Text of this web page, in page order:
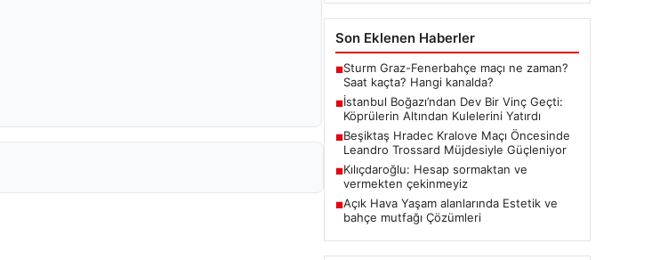
Son Eklenen Haberler
■Sturm Graz-Fenerbahçe maçı ne zaman?
Saat kaçta? Hangi kanalda?
■İstanbul Boğazı’ndan Dev Bir Vinç Geçti:
Köprülerin Altından Kulelerini Yatırdı
■Beşiktaş Hradec Kralove Maçı Öncesinde
Leandro Trossard Müjdesiyle Güçleniyor
■Kılıçdaroğlu: Hesap sormaktan ve
vermekten çekinmeyiz
■Açık Hava Yaşam alanlarında Estetik ve
bahçe mutfağı Çözümleri